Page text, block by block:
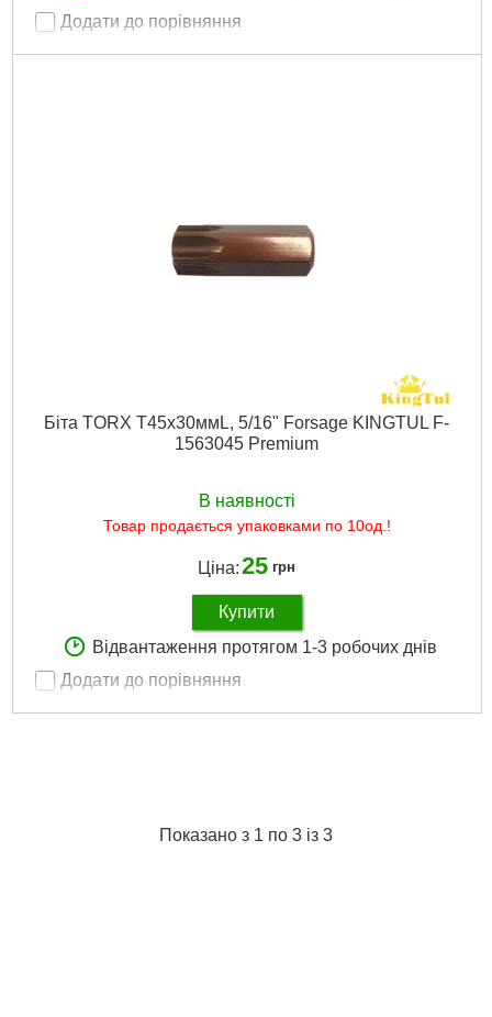
Додати до порівняння
Біта TORX T45х30ммL, 5/16" Forsage KINGTUL F-
1563045 Premium
В наявності
Товар продається упаковками по 10од.!
Ціна:25 грн
Купити
Відвантаження протягом 1-3 робочих днів
Додати до порівняння
Показано з 1 по 3 із 3